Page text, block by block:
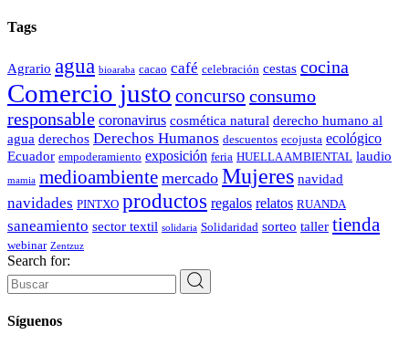
Tags
Agrario agua bioaraba cacao café celebración cestas cocina
Comercio justo concurso consumo
responsable coronavirus cosmética natural derecho humano al
agua derechos Derechos Humanos descuentos ecojusta ecológico
Ecuador empoderamiento exposición feria HUELLA AMBIENTAL laudio
mamia medioambiente mercado Mujeres navidad
navidades PINTXO productos regalos relatos RUANDA
saneamiento sector textil solidaria Solidaridad sorteo taller tienda
webinar Zentzuz
Search for:
Síguenos